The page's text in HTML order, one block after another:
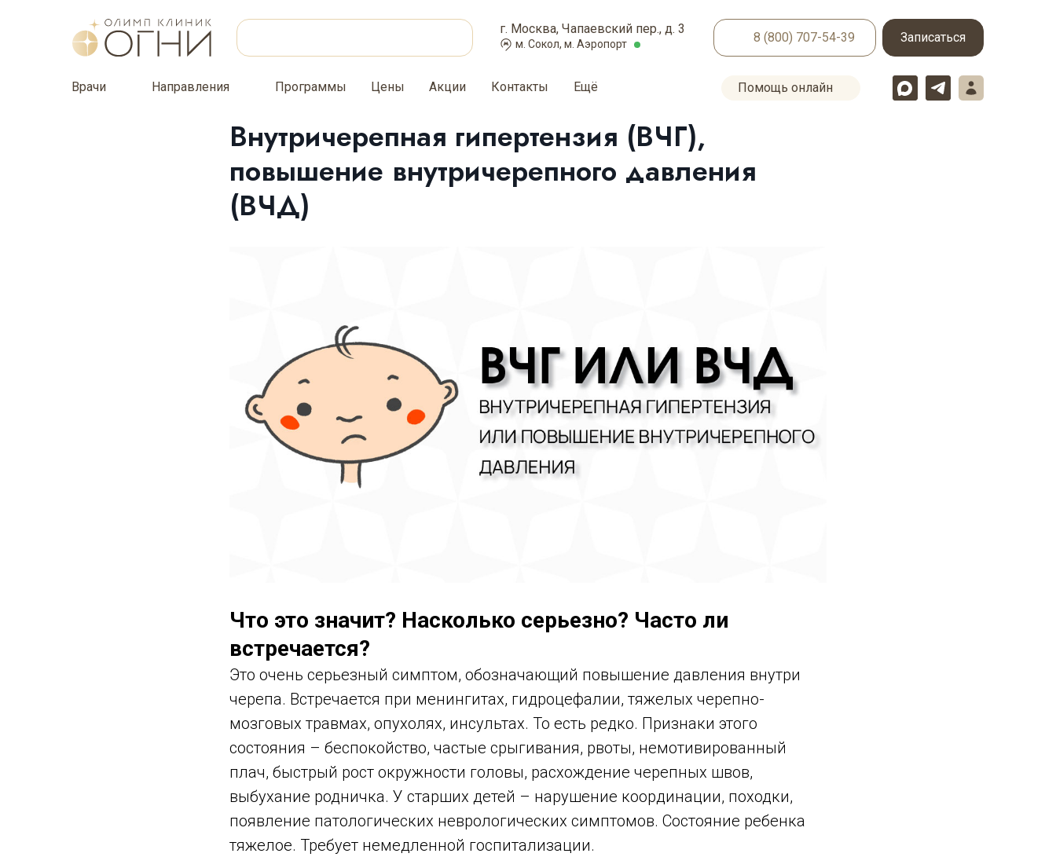
Записаться
8 (800) 707-54-39
Ещё
Контакты
Акции
Цены
Программы
Направления
Врачи Помощь онлайн
м. Сокол, м. Аэропорт
г. Москва, Чапаевский пер., д. 3
Внутричерепная гипертензия (ВЧГ),
повышение внутричерепного давления
(ВЧД)
Что это значит? Насколько серьезно? Часто ли
встречается?
Это очень серьезный симптом, обозначающий повышение давления внутри
черепа. Встречается при менингитах, гидроцефалии, тяжелых черепно-
мозговых травмах, опухолях, инсультах. То есть редко. Признаки этого
состояния – беспокойство, частые срыгивания, рвоты, немотивированный
плач, быстрый рост окружности головы, расхождение черепных швов,
выбухание родничка. У старших детей – нарушение координации, походки,
появление патологических неврологических симптомов. Состояние ребенка
тяжелое. Требует немедленной госпитализации.